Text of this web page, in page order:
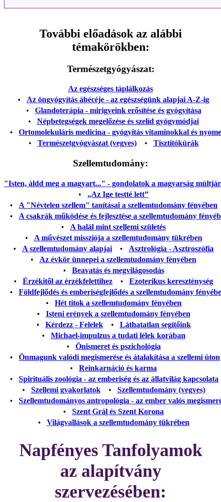
További előadások az alábbi
témakörökben:
Természetgyógyászat:
Az egészséges táplálkozás
• Az öngyógyítás ábécéje - az egészségünk alapjai A-Z-ig
• Glandoterápia - mirigyeink erősítése és gyógyítása
• Népbetegségek megelőzése és szelíd gyógymódjai
• Ortomolekuláris medicina - gyógyítás vitaminokkal és
• Természetgyógyászat (vegyes)• Tisztítókúrák
Szellemtudomány:
"Isten, áldd meg a magyart..." - gondolatok a magyarság
• „Az Ige testté lett”
• A "Névtelen szellem" tanításai a szellemtudomány fényében
• A csakrák működése és fejlesztése a szellemtudomány
• A halál mint szellemi születés
• A művészet missziója a szellemtudomány tükrében
• A szellemtudomány alapjai • Asztrológia - Asztroszófia
• Az évkör ünnepei a szellemtudomány fényében
• Beavatás és megvilágosodás
• Érzékitől az érzékfelettihez • Ezoterikus kereszténység
• Földfejlődés és emberiségfejlődés a szellemtudomány
• Hét titok a szellemtudomány fényében
• Isteni erények a szellemtudomány fényében
• Kérdezz - Felelek• Láthatatlan segítőink
• Michael-impulzus a tudati lélek korában
• Önismeret és pszichológia
• Önmagunk valódi megismerése és átalakítása a szellemi úton
• Reinkarnáció és karma
• Spirituális zoológia - az emberiség és az állatvilág kapcsolata
• Szellemi gyakorlatok• Szellemtudomány (vegyes)
• Szellemtudományos antropológia - az ember valós
• Szent Grál és Szent Korona
• Világvallások a szellemtudomány tükrében
Napfényes Tanfolyamok
az alapítvány
szervezésében: